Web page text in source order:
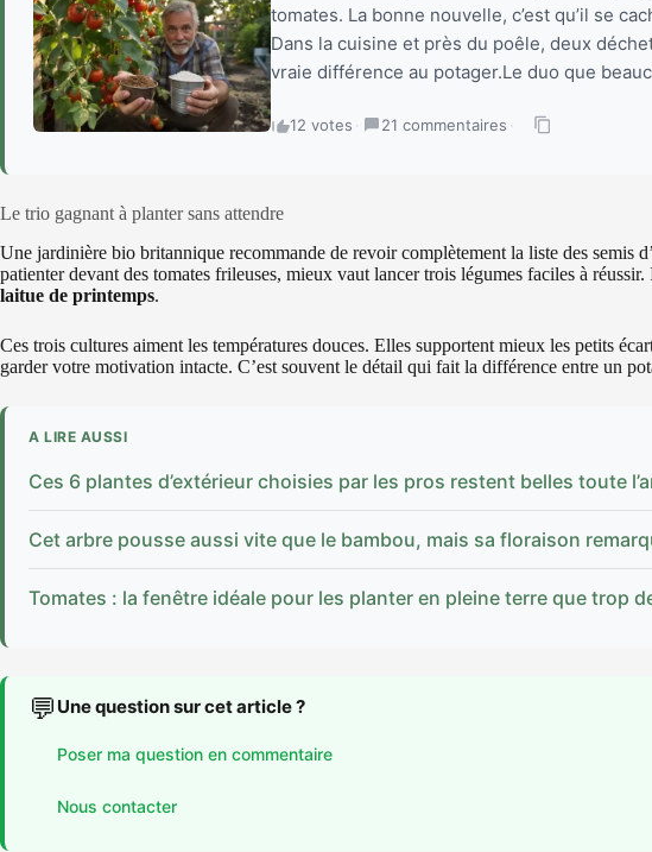
tomates. La bonne nouvelle, c’est qu’il se
Dans la cuisine et près du poêle, deux
vraie différence au potager.Le duo que
12 votes · 21 commentaires ·
Le trio gagnant à planter sans attendre
Une jardinière bio britannique recommande de revoir complètement la liste des semis
patienter devant des tomates frileuses, mieux vaut lancer trois légumes faciles à réussir.
laitue de printemps.
Ces trois cultures aiment les températures douces. Elles supportent mieux les petits
garder votre motivation intacte. C’est souvent le détail qui fait la différence entre un
A LIRE AUSSI
Ces 6 plantes d’extérieur choisies par les pros restent belles toute
Cet arbre pousse aussi vite que le bambou, mais sa floraison
Tomates : la fenêtre idéale pour les planter en pleine terre que trop
💬 Une question sur cet article ?
Poser ma question en commentaire
Nous contacter